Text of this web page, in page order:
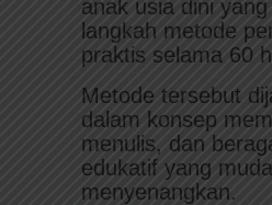
Kuota
DOWNLOAD
anak usia dini
langkah metode
praktis selama 60
Metode tersebut
dalam konsep
menulis, dan
edukatif yang
menyenangkan.